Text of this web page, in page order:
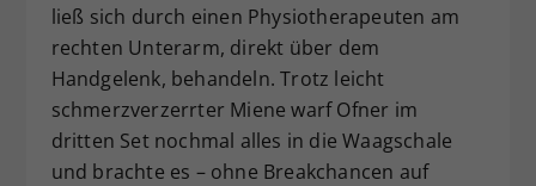
ließ sich durch einen Physiotherapeuten am
rechten Unterarm, direkt über dem
Handgelenk, behandeln. Trotz leicht
schmerzverzerrter Miene warf Ofner im
dritten Set nochmal alles in die Waagschale
und brachte es – ohne Breakchancen auf